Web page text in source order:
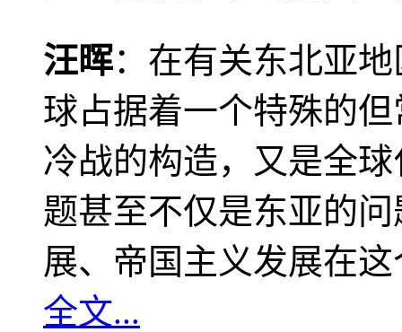
汪晖：在有关东北亚
球占据着一个特殊的
冷战的构造，又是全
题甚至不仅是东亚的
展、帝国主义发展在
全文...